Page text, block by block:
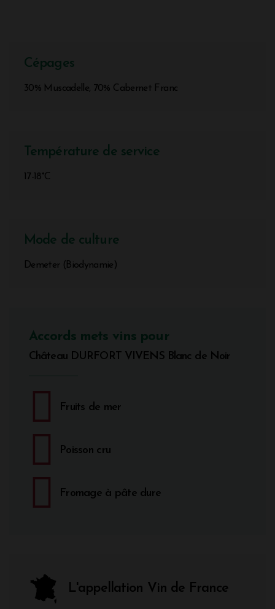
Cépages
30% Muscadelle, 70% Cabernet Franc
Température de service
17-18°C
Mode de culture
Demeter (Biodynamie)
Accords mets vins pour
Château DURFORT VIVENS Blanc de Noir
Fruits de mer
Poisson cru
Fromage à pâte dure
L'appellation Vin de France